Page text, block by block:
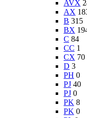
AVX
AX
B 315
BX
C 84
CC 1
CX 70
D 3
PH 0
PJ 40
PJ 0
PK 8
PK 0